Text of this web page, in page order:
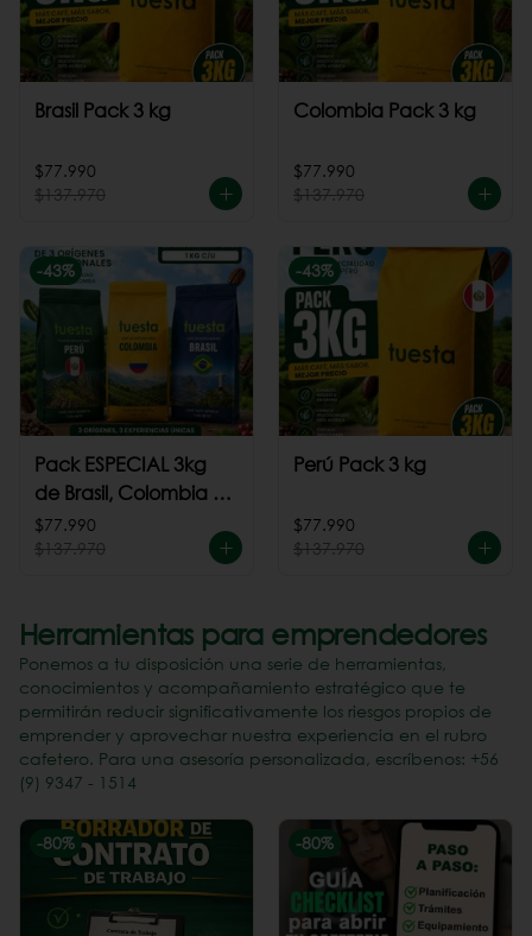
Brasil Pack 3 kg
$77.990
$137.970
Colombia Pack 3 kg
$77.990
$137.970
-43%
Pack ESPECIAL 3kg
de Brasil, Colombia +
Perú
$77.990
$137.970
-43%
Perú Pack 3 kg
$77.990
$137.970
Herramientas para emprendedores
Ponemos a tu disposición una serie de herramientas,
conocimientos y acompañamiento estratégico que te
permitirán reducir significativamente los riesgos propios de
emprender y aprovechar nuestra experiencia en el rubro
cafetero. Para una asesoría personalizada, escríbenos: +56
(9) 9347 - 1514
-80% -80%